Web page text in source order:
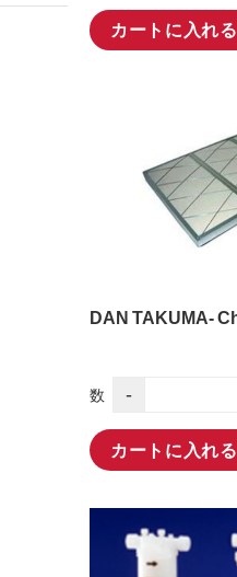
カートに入れる
DAN TAKUMA-
数 -
カートに入れる